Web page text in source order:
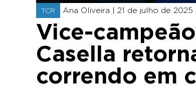
TCR Ana Oliveira | 21 de julho de 2025
Vice-
Casella
correndo em